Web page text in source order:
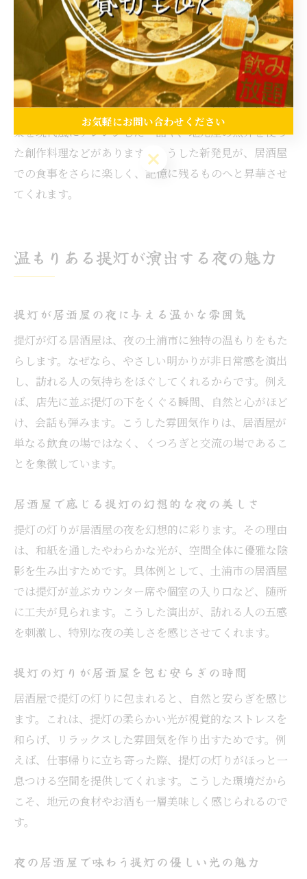
地元食材と居酒屋が生む新たな発見
居酒屋で地元食材を味わうことで、これまで知らなかっ
た食材や料理法に出会えるのも魅力です。なぜなら、料
理人が地元の旬素材を使い、独自のアレンジや新しい組
み合わせを提案するからです。例えば、伝統的な地元野
菜を現代風にアレンジした一品や、地元産の魚介を使っ
た創作料理などがあります。こうした新発見が、居酒屋
での食事をさらに楽しく、記憶に残るものへと昇華させ
てくれます。
温もりある提灯が演出する夜の魅力
提灯が居酒屋の夜に与える温かな雰囲気
提灯が灯る居酒屋は、夜の土浦市に独特の温もりをもた
らします。なぜなら、やさしい明かりが非日常感を演出
し、訪れる人の気持ちをほぐしてくれるからです。例え
ば、店先に並ぶ提灯の下をくぐる瞬間、自然と心がほど
け、会話も弾みます。こうした雰囲気作りは、居酒屋が
単なる飲食の場ではなく、くつろぎと交流の場であるこ
とを象徴しています。
居酒屋で感じる提灯の幻想的な夜の美しさ
提灯の灯りが居酒屋の夜を幻想的に彩ります。その理由
は、和紙を通したやわらかな光が、空間全体に優雅な陰
影を生み出すためです。具体例として、土浦市の居酒屋
では提灯が並ぶカウンター席や個室の入り口など、随所
に工夫が見られます。こうした演出が、訪れる人の五感
を刺激し、特別な夜の美しさを感じさせてくれます。
提灯の灯りが居酒屋を包む安らぎの時間
居酒屋で提灯の灯りに包まれると、自然と安らぎを感じ
ます。これは、提灯の柔らかい光が視覚的なストレスを
和らげ、リラックスした雰囲気を作り出すためです。例
えば、仕事帰りに立ち寄った際、提灯の灯りがほっと一
息つける空間を提供してくれます。こうした環境だから
こそ、地元の食材やお酒も一層美味しく感じられるので
す。
夜の居酒屋で味わう提灯の優しい光の魅力
お気軽にお問い合わせください
お気軽にお問い合わせください